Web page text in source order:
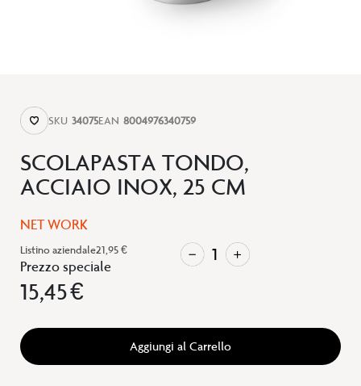
SCOLAPASTA TONDO,
ACCIAIO INOX, 25 CM
Listino aziendale21,95 €
Prezzo speciale
15,45 €
SKU 34075EAN 8004976340759
Aggiungi al Carrello
NET WORK